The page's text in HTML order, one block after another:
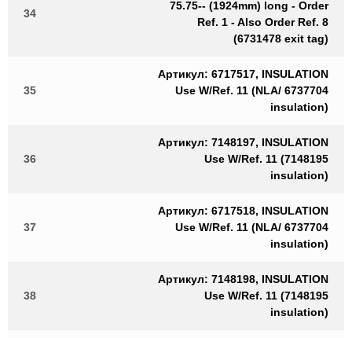
34
75.75-- (1924mm) long - Order
Ref. 1 - Also Order Ref. 8
(6731478 exit tag)
35
Артикул: 6717517, INSULATION
Use W/Ref. 11 (NLA/ 6737704
insulation)
36
Артикул: 7148197, INSULATION
Use W/Ref. 11 (7148195
insulation)
37
Артикул: 6717518, INSULATION
Use W/Ref. 11 (NLA/ 6737704
insulation)
38
Артикул: 7148198, INSULATION
Use W/Ref. 11 (7148195
insulation)